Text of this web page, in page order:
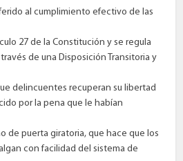
al cumplimiento efectivo de las
27 de la Constitución y se regula
de una Disposición Transitoria y
delincuentes recuperan su libertad
por la pena que le habían
de puerta giratoria, que hace que los
con facilidad del sistema de